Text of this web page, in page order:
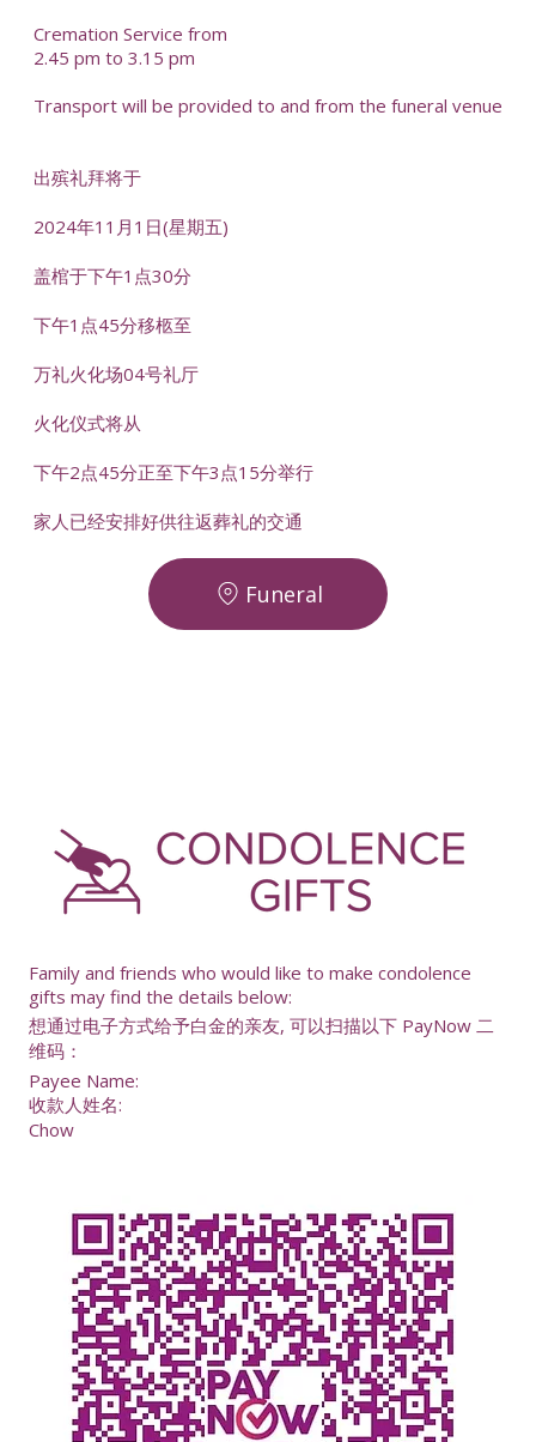
Cremation Service from
2.45 pm to 3.15 pm
Transport will be provided to and from the funeral venue
出殡礼拜将于
2024年11月1日(星期五)
盖棺于下午1点30分
下午1点45分移柩至
万礼火化场04号礼厅
火化仪式将从
下午2点45分正至下午3点15分举行
家人已经安排好供往返葬礼的交通
Funeral
Family and friends who would like to make condolence
gifts may find the details below:
想通过电子方式给予白金的亲友, 可以扫描以下 PayNow 二
维码：
Payee Name:
收款人姓名:
Chow